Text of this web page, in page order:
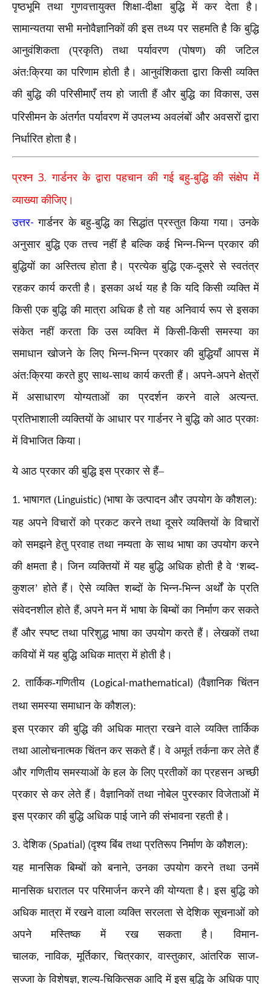
पृष्ठभूमि तथा गुणवत्तायुक्त शिक्षा-दीक्षा बुद्धि में कर देता है।
सामान्यतया सभी मनोवैज्ञानिकों की इस तथ्य पर सहमति है कि बुद्धि
आनुवंशिकता (प्रकृति) तथा पर्यावरण (पोषण) की जटिल
अंत:क्रिया का परिणाम होती है। आनुवंशिकता द्वारा किसी व्यक्ति
की बुद्धि की परिसीमाएँ तय हो जाती हैं और बुद्धि का विकास,उस
परिसीमन के अंतर्गत पर्यावरण में उपलभ्य अवलंबों और अवसरों द्वारा
निर्धारित होता है।
प्रश्न 3.गार्डनर के द्वारा पहचान की गई बहु-बुद्धि की संक्षेप में
व्याख्या कीजिए।
उत्तर- गार्डनर के बहु-बुद्धि का सिद्धांत प्रस्तुत किया गया। उनके
अनुसार बुद्धि एक तत्त्व नहीं है बल्कि कई भिन्न-भिन्न प्रकार की
बुद्धियों का अस्तित्व होता है। प्रत्येक बुद्धि एक-दूसरे से स्वतंत्र
रहकर कार्य करती है। इसका अर्थ यह है कि यदि किसी व्यक्ति में
किसी एक बुद्धि की मात्रा अधिक है तो यह अनिवार्य रूप से इसका
संकेत नहीं करता कि उस व्यक्ति में किसी-किसी समस्या का
समाधान खोजने के लिए भिन्न-भिन्न प्रकार की बुद्धियाँ आपस में
अंत:क्रिया करते हुए साथ-साथ कार्य करती हैं। अपने-अपने क्षेत्रों
में असाधारण योग्यताओं का प्रदर्शन करने वाले अत्यन्त.
प्रतिभाशाली व्यक्तियों के आधार पर गार्डनर ने बुद्धि को आठ प्रकाः
में विभाजित किया।
ये आठ प्रकार की बुद्धि इस प्रकार से हैं–
1. भाषागत (Linguistic) (भाषा के उत्पादन और उपयोग के कौशल):
यह अपने विचारों को प्रकट करने तथा दूसरे व्यक्तियों के विचारों
को समझने हेतु प्रवाह तथा नम्यता के साथ भाषा का उपयोग करने
की क्षमता है। जिन व्यक्तियों में यह बुद्धि अधिक होती है वे ‘शब्द-
कुशल’ होते हैं। ऐसे व्यक्ति शब्दों के भिन्न-भिन्न अर्थों के प्रति
संवेदनशील होते हैं, अपने मन में भाषा के बिम्बों का निर्माण कर सकते
हैं और स्पष्ट तथा परिशुद्ध भाषा का उपयोग करते हैं। लेखकों तथा
कवियों में यह बुद्धि अधिक मात्रा में होती है।
2.तार्किक-गणितीय (Logical-mathematical) (वैज्ञानिक चिंतन
तथा समस्या समाधान के कौशल):
इस प्रकार की बुद्धि की अधिक मात्रा रखने वाले व्यक्ति तार्किक
तथा आलोचनात्मक चिंतन कर सकते हैं। वे अमूर्त तर्कना कर लेते हैं
और गणितीय समस्याओं के हल के लिए प्रतीकों का प्रहसन अच्छी
प्रकार से कर लेते हैं। वैज्ञानिकों तथा नोबेल पुरस्कार विजेताओं में
इस प्रकार की बुद्धि अधिक पाई जाने की संभावना रहती है।
3.देशिक (Spatial) (दृश्य बिंब तथा प्रतिरूप निर्माण के कौशल):
यह मानसिक बिम्बों को बनाने,उनका उपयोग करने तथा उनमें
मानसिक धरातल पर परिमार्जन करने की योग्यता है। इस बुद्धि को
अधिक मात्रा में रखने वाला व्यक्ति सरलता से देशिक सूचनाओं को
अपने मस्तिष्क में रख सकता है। विमान-
चालक,नाविक,मूर्तिकार,चित्रकार,वास्तुकार,आंतरिक साज-
सज्जा के विशेषज्ञ,शल्य-चिकित्सक आदि में इस बुद्धि के अधिक पाए